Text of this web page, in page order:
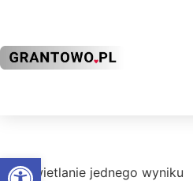
Otwórz pasek narzędzi
Wyświetlanie jednego wyniku